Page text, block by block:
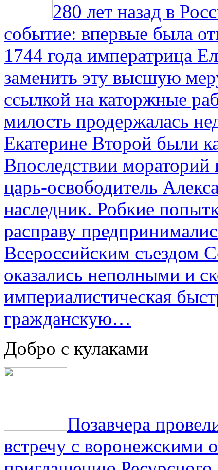
280 лет назад в
событие: впервые была
1744 года императрица
заменить эту высшую
ссылкой на каторжные
милость продержалась
Екатерине Второй были
Впоследствии мораторий
царь-освободитель
наследник. Робкие
расправу
Всероссийским съездом
оказались неполными и
империалистическая
гражданскую…
Добро с кулаками
Позавчера
встречу с воронежскими